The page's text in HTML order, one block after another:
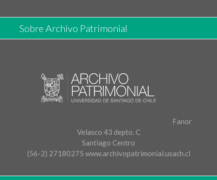
Sobre Archivo Patrimonial
Fanor
Velasco 43 depto. C
Santiago Centro
(56-2) 27180275 www.archivopatrimonial.usach.cl